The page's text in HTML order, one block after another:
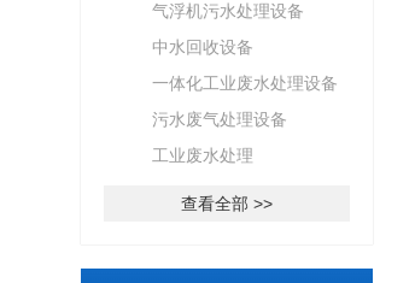
气浮机污水处理设备
中水回收设备
一体化工业废水处理设备
污水废气处理设备
工业废水处理
查看全部 >>